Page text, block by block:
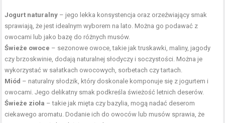
Jogurt naturalny – jego lekka konsystencja oraz orzeźwiający smak
sprawiają, że jest idealnym wyborem na lato. Można go podawać z
owocami lub jako bazę do różnych musów.
Świeże owoce – sezonowe owoce, takie jak truskawki, maliny, jagody
czy brzoskwinie, dodają naturalnej słodyczy i soczystości. Można je
wykorzystać w sałatkach owocowych, sorbetach czy tartach.
Miód – naturalny słodzik, który doskonale komponuje się z jogurtem i
owocami. Jego delikatny smak podkreśla świeżość letnich deserów.
Świeże zioła – takie jak mięta czy bazylia, mogą nadać deserom
ciekawego aromatu. Dodanie ich do owoców lub musów sprawia, że